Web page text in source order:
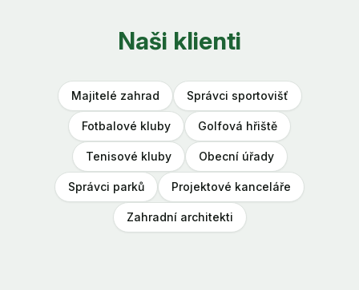
Naši klienti
Majitelé zahrad Správci sportovišť
Fotbalové kluby Golfová hřiště
Tenisové kluby Obecní úřady
Správci parků Projektové kanceláře
Zahradní architekti